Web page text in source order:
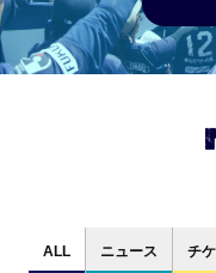
ALL ニュース チ